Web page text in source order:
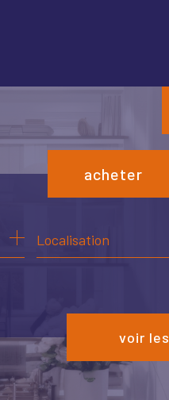
acheter
de l'immo pro
Localisation
voir les